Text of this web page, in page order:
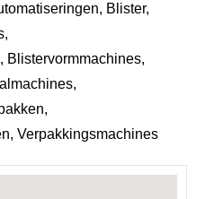
Blister,
Blistervormmachines,
Verpakkingsmachines